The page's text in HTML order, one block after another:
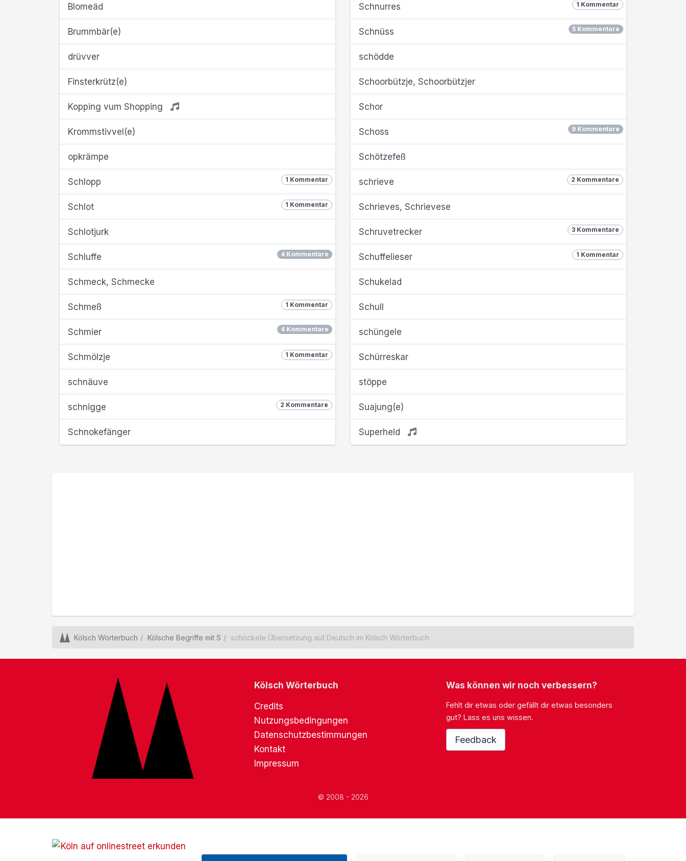
Blomeäd
Brummbär(e)
drüvver
Finsterkrütz(e)
Kopping vum Shopping
Krommstivvel(e)
opkrämpe
1 Kommentar
Schlopp
1 Kommentar
Schlot
Schlotjurk
4 Kommentare
Schluffe
Schmeck, Schmecke
1 Kommentar
Schmeß
4 Kommentare
Schmier
1 Kommentar
Schmölzje
schnäuve
2 Kommentare
schnigge
Schnokefänger
1 Kommentar
Schnurres
5 Kommentare
Schnüss
schödde
Schoorbützje, Schoorbützjer
Schor
9 Kommentare
Schoss
Schötzefeß
2 Kommentare
schrieve
Schrieves, Schrievese
3 Kommentare
Schruvetrecker
1 Kommentar
Schuffelieser
Schukelad
Schull
schüngele
Schürreskar
stöppe
Suajung(e)
Superheld
Kölsch Wörterbuch Kölsche Begriffe mit S schöckele Übersetzung auf Deutsch im Kölsch Wörterbuch
Kölsch Wörterbuch
Credits
Nutzungsbedingungen
Datenschutzbestimmungen
Kontakt
Impressum
Was können wir noch verbessern?
Fehlt dir etwas oder gefällt dir etwas besonders
gut? Lass es uns wissen.
Feedback
© 2008 - 2026